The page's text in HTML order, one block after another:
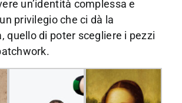
un’identità complessa e
privilegio che ci dà la
quello di poter scegliere i pezzi